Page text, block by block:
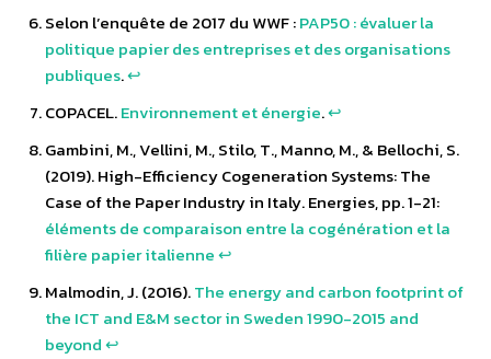
Selon l’enquête de 2017 du WWF :PAP50 : évaluer la
politique papier des entreprises et des organisations
publiques.↩︎
COPACEL.Environnement et énergie.↩︎
Gambini, M., Vellini, M., Stilo, T., Manno, M., & Bellochi, S.
(2019). High-Efficiency Cogeneration Systems: The
Case of the Paper Industry in Italy. Energies, pp. 1-21:
éléments de comparaison entre la cogénération et la
filière papier italienne↩︎
Malmodin, J. (2016).The energy and carbon footprint of
the ICT and E&M sector in Sweden 1990-2015 and
beyond↩︎